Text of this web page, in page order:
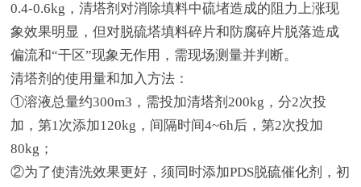
0.4-0.6kg，清塔剂对消除填料中硫堵造成的阻力上涨现
象效果明显，但对脱硫塔填料碎片和防腐碎片脱落造成
偏流和“干区”现象无作用，需现场测量并判断。
清塔剂的使用量和加入方法：
①溶液总量约300m3，需投加清塔剂200kg，分2次投
加，第1次添加120kg，间隔时间4~6h后，第2次投加
80kg；
②为了使清洗效果更好，须同时添加PDS脱硫催化剂，初